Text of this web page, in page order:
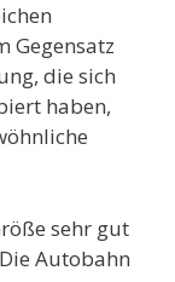
Gegensatz
die sich
haben,
sehr gut
Autobahn